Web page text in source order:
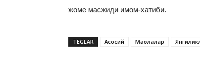
жоме масжиди имом-хатиби.
TEGLAR Асосий Мақолалар